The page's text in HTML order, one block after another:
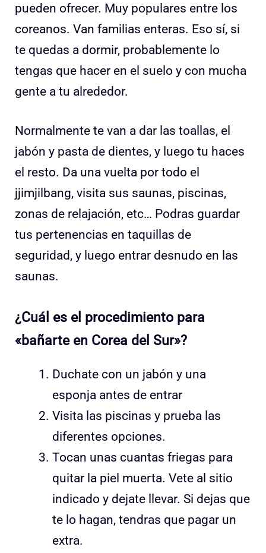
pueden ofrecer. Muy populares entre los
coreanos. Van familias enteras. Eso sí, si
te quedas a dormir, probablemente lo
tengas que hacer en el suelo y con mucha
gente a tu alrededor.
Normalmente te van a dar las toallas, el
jabón y pasta de dientes, y luego tu haces
el resto. Da una vuelta por todo el
jjimjilbang, visita sus saunas, piscinas,
zonas de relajación, etc… Podras guardar
tus pertenencias en taquillas de
seguridad, y luego entrar desnudo en las
saunas.
¿Cuál es el procedimiento para
«bañarte en Corea del Sur»?
Duchate con un jabón y una
esponja antes de entrar
Visita las piscinas y prueba las
diferentes opciones.
Tocan unas cuantas friegas para
quitar la piel muerta. Vete al sitio
indicado y dejate llevar. Si dejas que
te lo hagan, tendras que pagar un
extra.